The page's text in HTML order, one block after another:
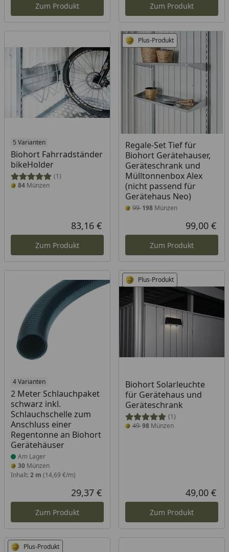
Zum Produkt Zum Produkt
5 Varianten
Biohort Fahrradständer
bikeHolder
(1)
84 Münzen
Aktueller Preis
83,16 €
Zum Produkt
Plus-Produkt
Regale-Set Tief für
Biohort Gerätehauser,
Geräteschrank und
Mülltonnenbox Alex
(nicht passend für
Gerätehaus Neo)
99198Münzen
99,00 €
Zum Produkt
4 Varianten
2 Meter Schlauchpaket
schwarz inkl.
Schlauchschelle zum
Anschluss einer
Regentonne an Biohort
Gerätehäuser
Produkt am Lager
Am Lager
30 Münzen
Inhalt: 2 m (14,69 €/m)
Aktueller Preis
29,37 €
Zum Produkt
Plus-Produkt
Biohort Solarleuchte
für Gerätehaus und
Geräteschrank
(1)
4998Münzen
49,00 €
Zum Produkt
Plus-Produkt